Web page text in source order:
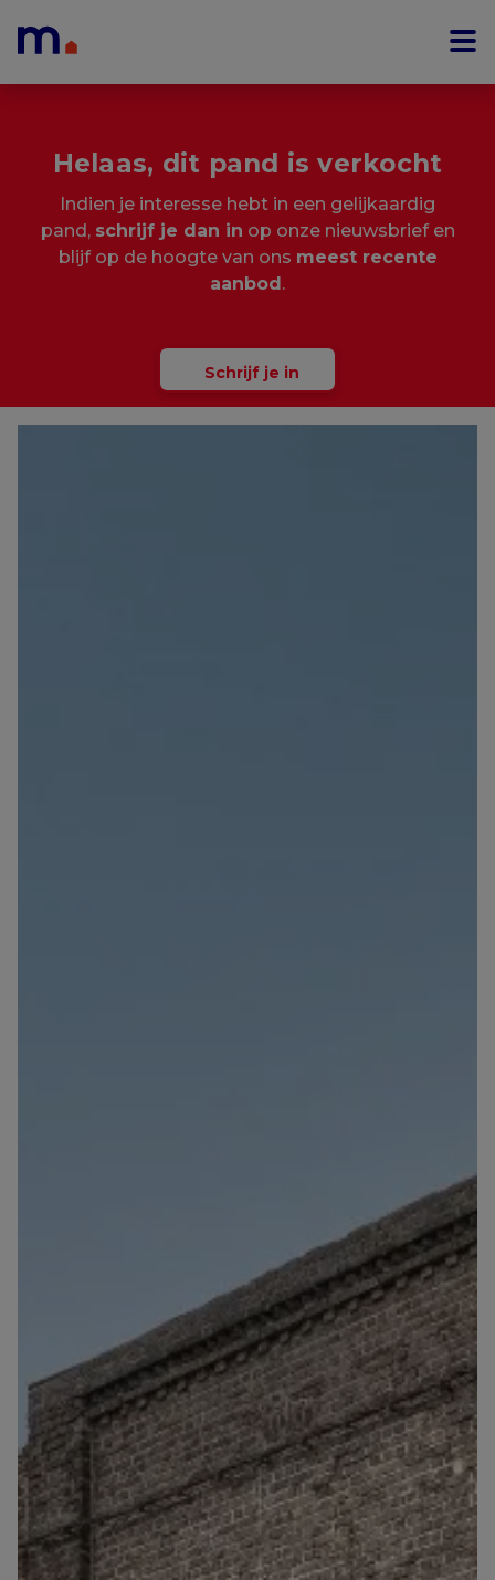
Helaas, dit pand is verkocht
Indien je interesse hebt in een gelijkaardig
pand, schrijf je dan in op onze nieuwsbrief en
blijf op de hoogte van ons meest recente
aanbod.
Schrijf je in